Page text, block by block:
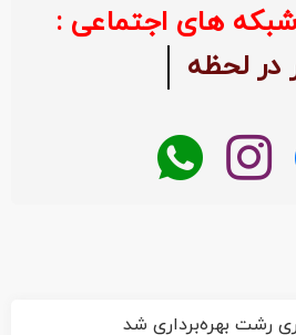
های اجتماعی :
در لحظه